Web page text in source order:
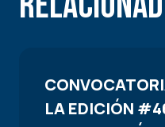
LA EDICIÓN